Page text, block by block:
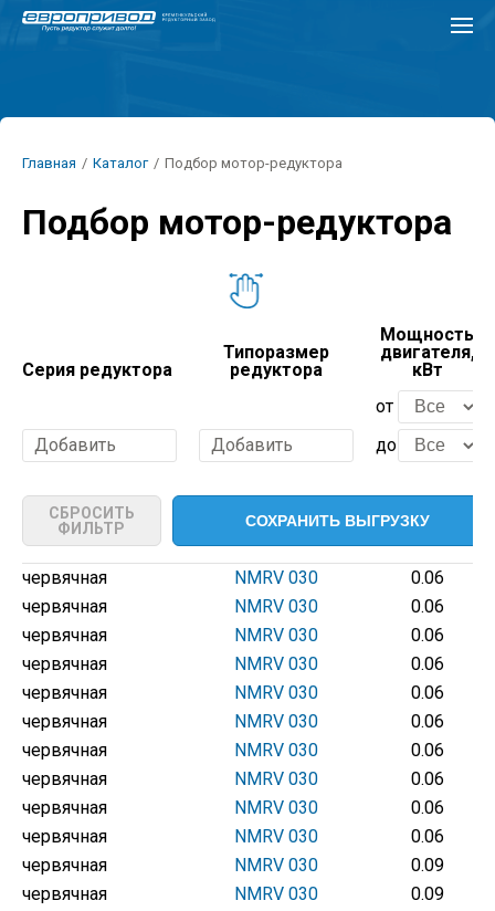
Перейти
Строка
Главная / Каталог / Подбор мотор-редуктора
Подбор мотор-редуктора
Серия редуктора
Типоразмер
редуктора
Мощность
двигателя,
кВт
Добавить Добавить
от
до
СБРОСИТЬ
ФИЛЬТР
червячная NMRV 030
0.06
червячная
NMRV 030
0.06
червячная
NMRV 030
0.06
червячная
NMRV 030
0.06
червячная
NMRV 030
0.06
червячная
NMRV 030
0.06
червячная
NMRV 030
0.06
червячная
NMRV 030
0.06
червячная
NMRV 030
0.06
червячная
NMRV 030
0.06
червячная
NMRV 030
0.09
червячная
NMRV 030
0.09